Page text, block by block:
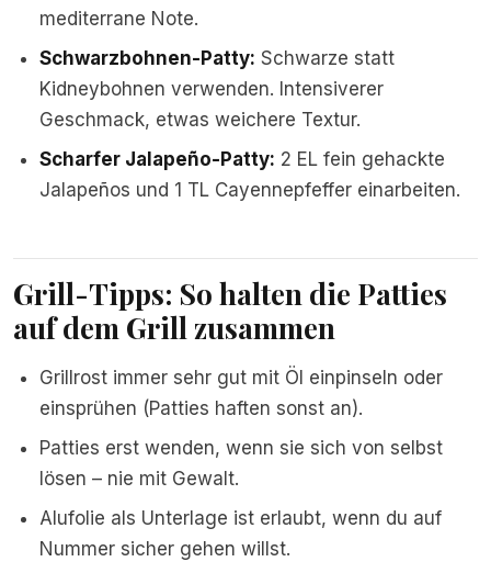
mediterrane Note.
Schwarzbohnen-Patty: Schwarze statt
Kidneybohnen verwenden. Intensiverer
Geschmack, etwas weichere Textur.
Scharfer Jalapeño-Patty: 2 EL fein gehackte
Jalapeños und 1 TL Cayennepfeffer einarbeiten.
Grill-Tipps: So halten die Patties
auf dem Grill zusammen
Grillrost immer sehr gut mit Öl einpinseln oder
einsprühen (Patties haften sonst an).
Patties erst wenden, wenn sie sich von selbst
lösen – nie mit Gewalt.
Alufolie als Unterlage ist erlaubt, wenn du auf
Nummer sicher gehen willst.